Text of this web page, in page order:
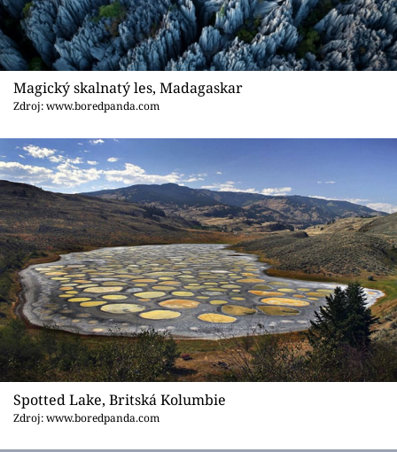
Magický skalnatý les, Madagaskar
Zdroj: www.boredpanda.com
Spotted Lake, Britská Kolumbie
Zdroj: www.boredpanda.com